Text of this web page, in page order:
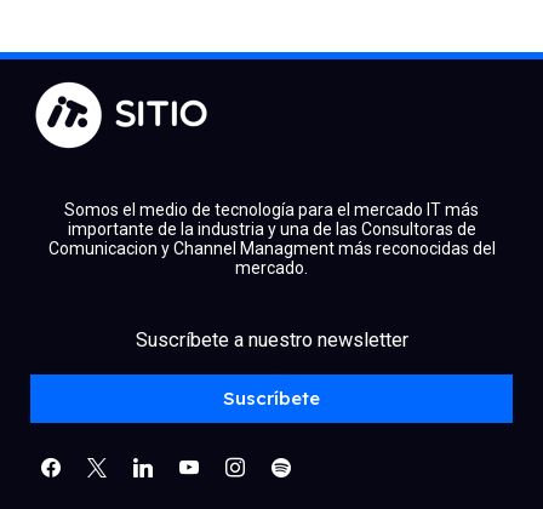
Somos el medio de tecnología para el mercado IT más
importante de la industria y una de las Consultoras de
Comunicacion y Channel Managment más reconocidas del
mercado.
Suscríbete a nuestro newsletter
Suscríbete
linkedinyoutubeinstagram
spotify